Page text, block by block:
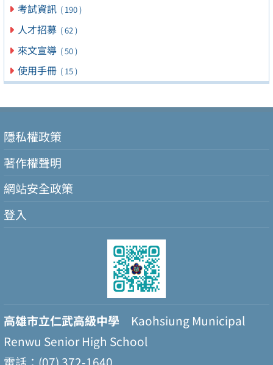
考試資訊 ( 190 )
人才招募 ( 62 )
來文宣導 ( 50 )
使用手冊 ( 15 )
隱私權政策
著作權聲明
網站安全政策
登入
高雄市立仁武高級中學 Kaohsiung Municipal
Renwu Senior High School